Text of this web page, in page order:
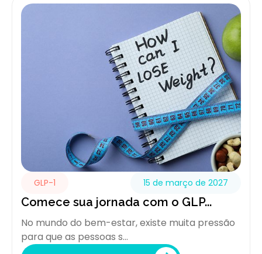
GLP-1 15 de março de 2027
Comece sua jornada com o GLP...
No mundo do bem-estar, existe muita pressão
para que as pessoas s...